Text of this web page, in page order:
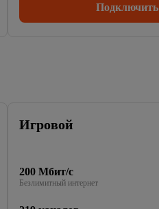
Подключить
Игровой
200 Мбит/с
Безлимитный интернет